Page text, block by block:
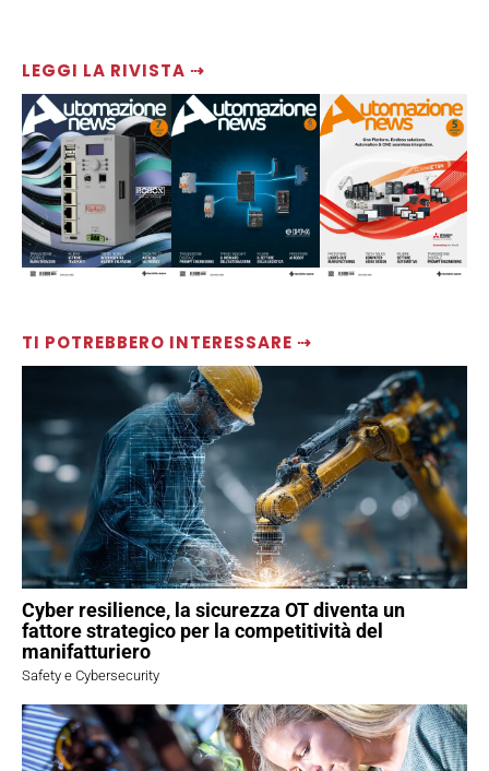
LEGGI LA RIVISTA ⇢
TI POTREBBERO INTERESSARE ⇢
Cyber resilience, la sicurezza OT diventa un
fattore strategico per la competitività del
manifatturiero
Safety e Cybersecurity